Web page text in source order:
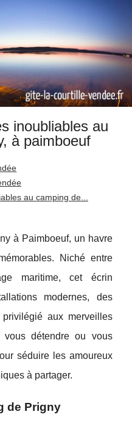
inoubliables au
à paimboeuf
au camping de...
à Paimboeuf, un havre
Niché entre
maritime, cet écrin
modernes, des
aux merveilles
vous détendre ou vous
séduire les amoureux
à partager.
de Prigny